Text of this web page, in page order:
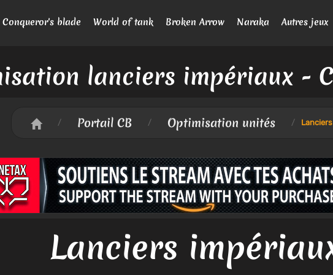
Conqueror's blade World of tank Broken Arrow Naraka Autres jeux
lanciers impériaux -
/ Portail CB / Optimisation unités /
Lanciers